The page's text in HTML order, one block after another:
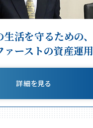
活を守るための、
ァーストの資産運用
詳細を見る